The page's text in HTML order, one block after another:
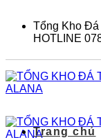
content
Tổng Kho
HOTLINE
Trang chủ